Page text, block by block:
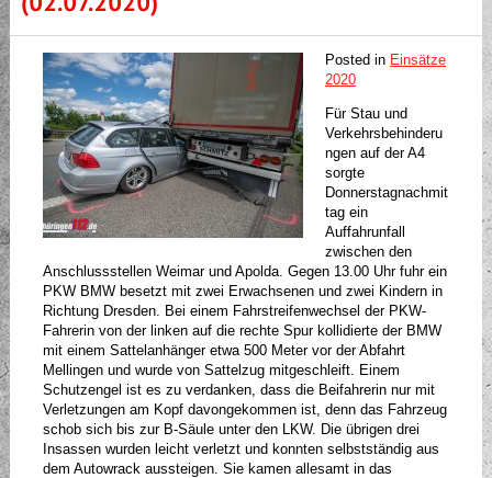
(02.07.2020)
Posted in Einsätze
2020
Für Stau und
Verkehrsbehinderu
ngen auf der A4
sorgte
Donnerstagnachmit
tag ein
Auffahrunfall
zwischen den
Anschlussstellen Weimar und Apolda. Gegen 13.00 Uhr fuhr ein
PKW BMW besetzt mit zwei Erwachsenen und zwei Kindern in
Richtung Dresden. Bei einem Fahrstreifenwechsel der PKW-
Fahrerin von der linken auf die rechte Spur kollidierte der BMW
mit einem Sattelanhänger etwa 500 Meter vor der Abfahrt
Mellingen und wurde von Sattelzug mitgeschleift. Einem
Schutzengel ist es zu verdanken, dass die Beifahrerin nur mit
Verletzungen am Kopf davongekommen ist, denn das Fahrzeug
schob sich bis zur B-Säule unter den LKW. Die übrigen drei
Insassen wurden leicht verletzt und konnten selbstständig aus
dem Autowrack aussteigen. Sie kamen allesamt in das